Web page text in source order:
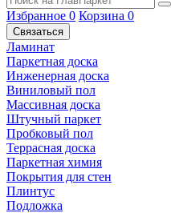
Избранное 0 Корзина 0
Связаться
Ламинат
Паркетная доска
Инженерная доска
Виниловый пол
Массивная доска
Штучный паркет
Пробковый пол
Террасная доска
Паркетная химия
Покрытия для стен
Плинтус
Подложка